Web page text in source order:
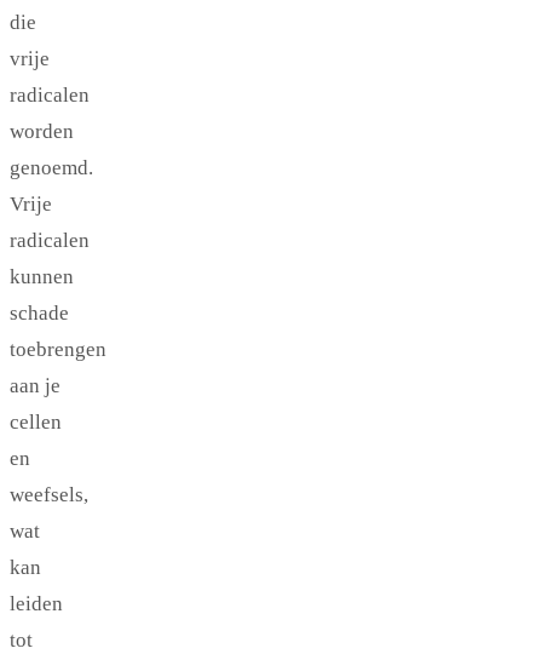
die
vrije
radicalen
worden
genoemd.
Vrije
radicalen
kunnen
schade
toebrengen
aan je
cellen
en
weefsels,
wat
kan
leiden
tot